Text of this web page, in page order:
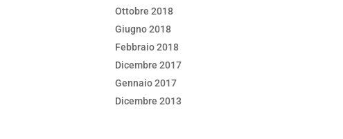
Ottobre 2018
Giugno 2018
Febbraio 2018
Dicembre 2017
Gennaio 2017
Dicembre 2013